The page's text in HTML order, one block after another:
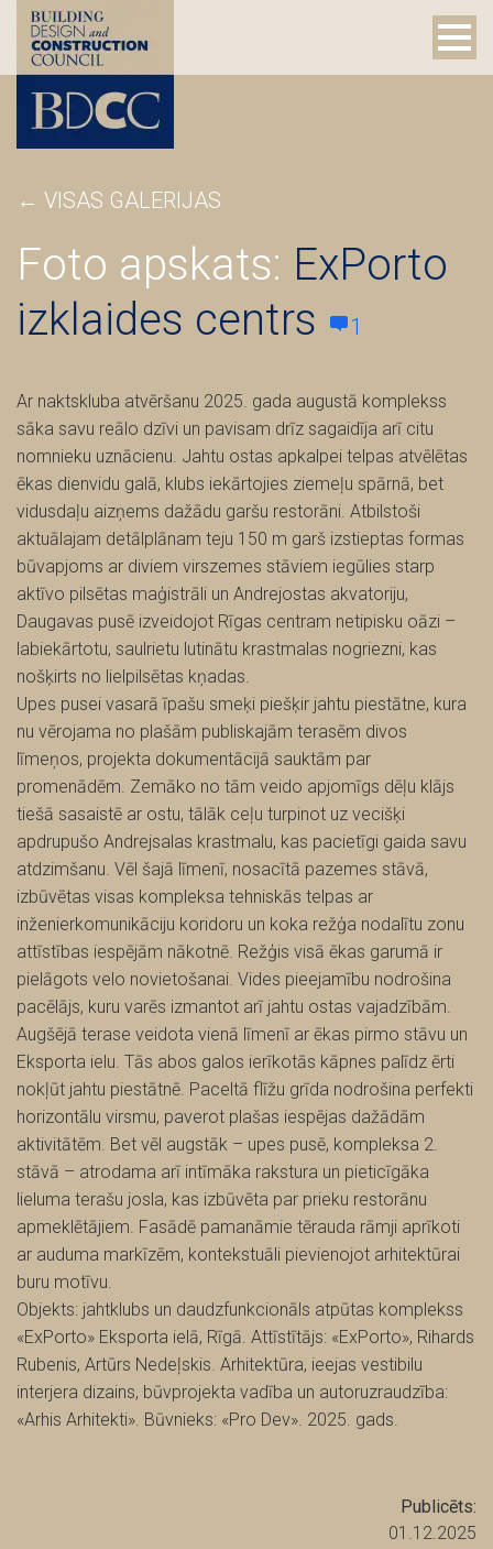
← VISAS GALERIJAS
Foto apskats: ExPorto
izklaides centrs
1
Ar naktskluba atvēršanu 2025. gada augustā komplekss
sāka savu reālo dzīvi un pavisam drīz sagaidīja arī citu
nomnieku uznācienu. Jahtu ostas apkalpei telpas atvēlētas
ēkas dienvidu galā, klubs iekārtojies ziemeļu spārnā, bet
vidusdaļu aizņems dažādu garšu restorāni. Atbilstoši
aktuālajam detālplānam teju 150 m garš izstieptas formas
būvapjoms ar diviem virszemes stāviem iegūlies starp
aktīvo pilsētas maģistrāli un Andrejostas akvatoriju,
Daugavas pusē izveidojot Rīgas centram netipisku oāzi –
labiekārtotu, saulrietu lutinātu krastmalas nogriezni, kas
nošķirts no lielpilsētas kņadas.
Upes pusei vasarā īpašu smeķi piešķir jahtu piestātne, kura
nu vērojama no plašām publiskajām terasēm divos
līmeņos, projekta dokumentācijā sauktām par
promenādēm. Zemāko no tām veido apjomīgs dēļu klājs
tiešā sasaistē ar ostu, tālāk ceļu turpinot uz vecišķi
apdrupušo Andrejsalas krastmalu, kas pacietīgi gaida savu
atdzimšanu. Vēl šajā līmenī, nosacītā pazemes stāvā,
izbūvētas visas kompleksa tehniskās telpas ar
inženierkomunikāciju koridoru un koka režģa nodalītu zonu
attīstības iespējām nākotnē. Režģis visā ēkas garumā ir
pielāgots velo novietošanai. Vides pieejamību nodrošina
pacēlājs, kuru varēs izmantot arī jahtu ostas vajadzībām.
Augšējā terase veidota vienā līmenī ar ēkas pirmo stāvu un
Eksporta ielu. Tās abos galos ierīkotās kāpnes palīdz ērti
nokļūt jahtu piestātnē. Paceltā flīžu grīda nodrošina perfekti
horizontālu virsmu, paverot plašas iespējas dažādām
aktivitātēm. Bet vēl augstāk – upes pusē, kompleksa 2.
stāvā – atrodama arī intīmāka rakstura un pieticīgāka
lieluma terašu josla, kas izbūvēta par prieku restorānu
apmeklētājiem. Fasādē pamanāmie tērauda rāmji aprīkoti
ar auduma markīzēm, kontekstuāli pievienojot arhitektūrai
buru motīvu.
Objekts: jahtklubs un daudzfunkcionāls atpūtas komplekss
«ExPorto» Eksporta ielā, Rīgā. Attīstītājs: «ExPorto», Rihards
Rubenis, Artūrs Nedeļskis. Arhitektūra, ieejas vestibilu
interjera dizains, būvprojekta vadība un autoruzraudzība:
«Arhis Arhitekti». Būvnieks: «Pro Dev». 2025. gads.
Publicēts:
01.12.2025